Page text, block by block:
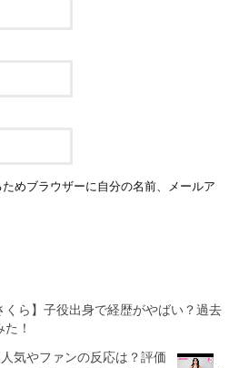
めブラウザーに自分の名前、メールア
くら】子役出身で経歴がやばい？過去
！
気やファンの反応は？評価